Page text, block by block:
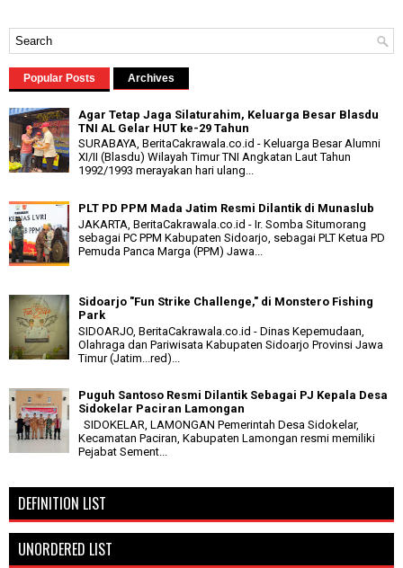
Popular Posts Archives
Agar Tetap Jaga Silaturahim, Keluarga Besar Blasdu
TNI AL Gelar HUT ke-29 Tahun
SURABAYA, BeritaCakrawala.co.id - Keluarga Besar Alumni
XI/II (Blasdu) Wilayah Timur TNI Angkatan Laut Tahun
1992/1993 merayakan hari ulang...
PLT PD PPM Mada Jatim Resmi Dilantik di Munaslub
JAKARTA, BeritaCakrawala.co.id - Ir. Somba Situmorang
sebagai PC PPM Kabupaten Sidoarjo, sebagai PLT Ketua PD
Pemuda Panca Marga (PPM) Jawa...
Sidoarjo "Fun Strike Challenge," di Monstero Fishing
Park
SIDOARJO, BeritaCakrawala.co.id - Dinas Kepemudaan,
Olahraga dan Pariwisata Kabupaten Sidoarjo Provinsi Jawa
Timur (Jatim...red)...
Puguh Santoso Resmi Dilantik Sebagai PJ Kepala Desa
Sidokelar Paciran Lamongan
SIDOKELAR, LAMONGAN Pemerintah Desa Sidokelar,
Kecamatan Paciran, Kabupaten Lamongan resmi memiliki
Pejabat Sement...
DEFINITION LIST
UNORDERED LIST